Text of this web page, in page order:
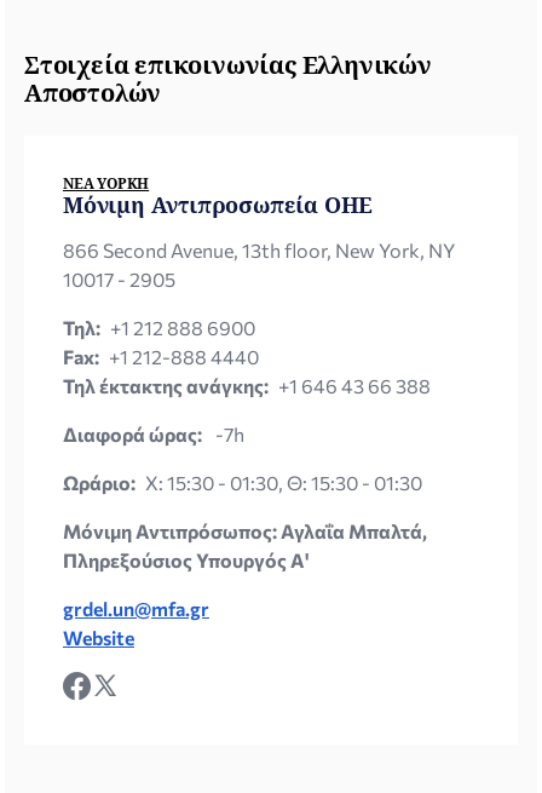
Στοιχεία επικοινωνίας Ελληνικών
Αποστολών
ΝΈΑ ΥΌΡΚΗ
Μόνιμη Αντιπροσωπεία ΟΗΕ
866 Second Avenue, 13th floor, New York, NY
10017 - 2905
Τηλ: +1 212 888 6900
Fax: +1 212-888 4440
Τηλ έκτακτης ανάγκης: +1 646 43 66 388
Διαφορά ώρας: -7h
Ωράριο: X: 15:30 - 01:30, Θ: 15:30 - 01:30
Μόνιμη Αντιπρόσωπος: Αγλαΐα Μπαλτά,
Πληρεξούσιος Υπουργός Α'
grdel.un@mfa.gr
Website